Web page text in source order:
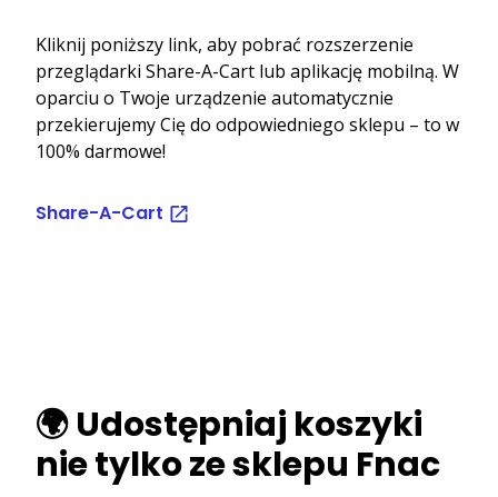
Kliknij poniższy link, aby pobrać rozszerzenie
przeglądarki Share-A-Cart lub aplikację mobilną. W
oparciu o Twoje urządzenie automatycznie
przekierujemy Cię do odpowiedniego sklepu – to w
100% darmowe!
Share-A-Cart
🌍 Udostępniaj koszyki
nie tylko ze sklepu Fnac